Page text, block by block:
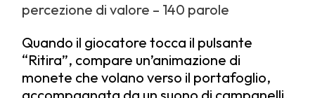
percezione di valore – 140 parole
Quando il giocatore tocca il pulsante
“Ritira”, compare un’animazione di
monete che volano verso il portafoglio,